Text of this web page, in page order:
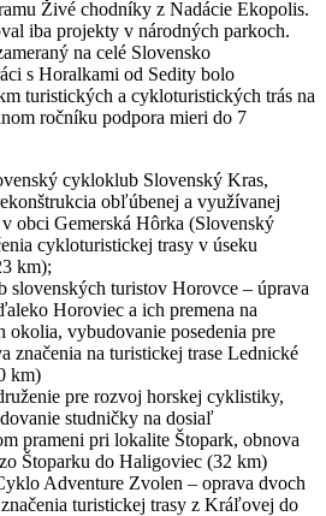
Živé chodníky z Nadácie Ekopolis.
iba projekty v národných parkoch.
na celé Slovensko
s Horalkami od Sedity bolo
turistických a cykloturistických trás na
ročníku podpora mieri do 7
cykloklub Slovenský Kras,
obľúbenej a využívanej
obci Gemerská Hôrka (Slovenský
cykloturistickej trasy v úseku
km);
slovenských turistov Horovce – úprava
Horoviec a ich premena na
okolia, vybudovanie posedenia pre
značenia na turistickej trase Lednické
km)
pre rozvoj horskej cyklistiky,
studničky na dosiaľ
prameni pri lokalite Štopark, obnova
Štoparku do Haligoviec (32 km)
Adventure Zvolen – oprava dvoch
turistickej trasy z Kráľovej do